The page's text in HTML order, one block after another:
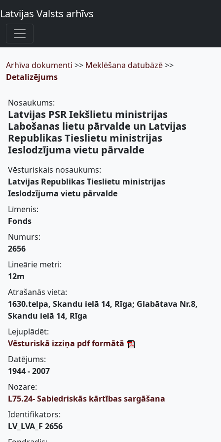
Latvijas Valsts arhīvs
Arhīva dokumenti >> Meklēšana datubāzē>>
Detalizējums
Nosaukums:
Latvijas PSR Iekšlietu ministrijas
Labošanas lietu pārvalde un Latvijas
Republikas Tieslietu ministrijas
Ieslodzījuma vietu pārvalde
Vēsturiskais nosaukums:
Latvijas Republikas Tieslietu ministrijas
Ieslodzījuma vietu pārvalde
Līmenis:
Fonds
Numurs:
2656
Lineārie metri:
12m
Atrašanās vieta:
1630.telpa, Skandu ielā 14, Rīga; Glabātava Nr.8,
Skandu ielā 14, Rīga
Lejuplādēt:
Vēsturiskā izziņa pdf formātā
Datējums:
1944 - 2007
Nozare:
L75.24- Sabiedriskās kārtības sargāšana
Identifikators:
LV_LVA_F 2656